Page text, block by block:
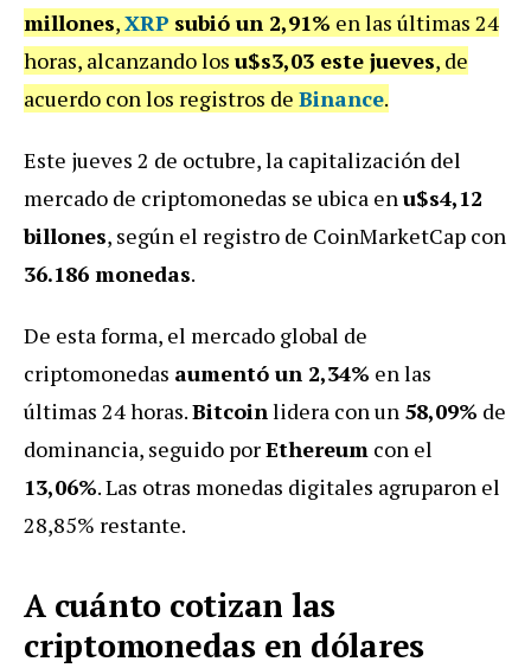
millones,XRP subió un 2,91% en las últimas 24
horas, alcanzando los u$s3,03 este jueves, de
acuerdo con los registros de Binance.
Este jueves 2 de octubre, la capitalización del
mercado de criptomonedas se ubica enu$s4,12
billones, según el registro de CoinMarketCap con
36.186 monedas.
De esta forma, el mercado global de
criptomonedas aumentó un 2,34% en las
últimas 24 horas.Bitcoinlidera con un 58,09% de
dominancia, seguido porEthereum con el
13,06%. Las otras monedas digitales agruparon el
28,85% restante.
A cuánto cotizan las
criptomonedas en dólares